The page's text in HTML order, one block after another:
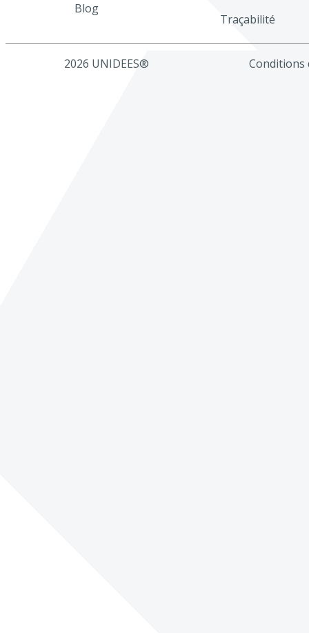
Blog
Traçabilité
2026 UNIDEES® Conditions